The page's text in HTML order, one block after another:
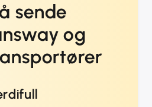
sende
og